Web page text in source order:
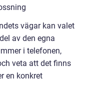
vägar kan valet
av den egna
i telefonen,
veta att det finns
en konkret